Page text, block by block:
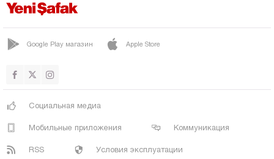
Дюздже
Эрзинджан
Google Play магазин Apple Store
Социальная медиа
Мобильные приложения Коммуникация
RSS Условия эксплуатации